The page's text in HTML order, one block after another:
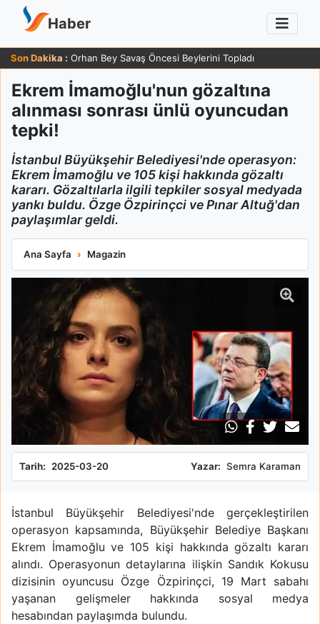
Haber
Son Dakika : Orhan Bey Savaş Öncesi Beylerini Topladı
Ekrem İmamoğlu'nun gözaltına
alınması sonrası ünlü oyuncudan
tepki!
İstanbul Büyükşehir Belediyesi'nde operasyon:
Ekrem İmamoğlu ve 105 kişi hakkında gözaltı
kararı. Gözaltılarla ilgili tepkiler sosyal medyada
yankı buldu. Özge Özpirinçci ve Pınar Altuğ'dan
paylaşımlar geldi.
Ana Sayfa Magazin
Ekrem İmamoğlu'nun gözaltına alınması sonrası ünlü
Tarih: 2025-03-20 Yazar: Semra Karaman
İstanbul Büyükşehir Belediyesi'nde gerçekleştirilen
operasyon kapsamında, Büyükşehir Belediye Başkanı
Ekrem İmamoğlu ve 105 kişi hakkında gözaltı kararı
alındı. Operasyonun detaylarına ilişkin Sandık Kokusu
dizisinin oyuncusu Özge Özpirinçci, 19 Mart sabahı
yaşanan gelişmeler hakkında sosyal medya
hesabından paylaşımda bulundu.